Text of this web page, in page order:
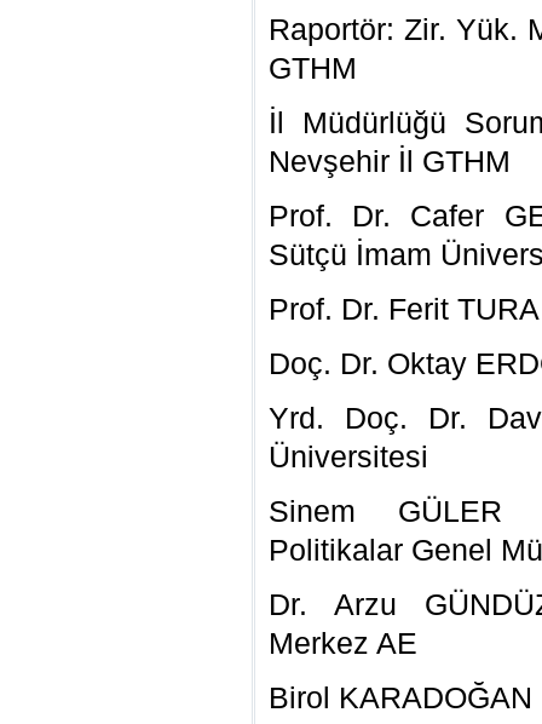
Raportör: Zir. Yük.
GTHM
İl Müdürlüğü
Nevşehir İl GTHM
Prof. Dr. Cafer
Sütçü İmam
Prof. Dr. Ferit
Doç. Dr. Oktay
Yrd. Doç. Dr.
Üniversitesi
Sinem GÜLER
Politikalar Genel
Dr. Arzu
Merkez AE
Birol